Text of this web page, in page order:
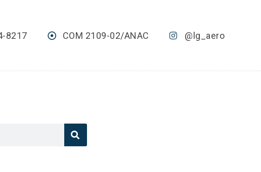
8217 COM 2109-02/ANAC @lg_aero